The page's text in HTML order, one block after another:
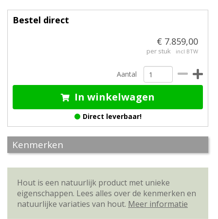
Bestel direct
€ 7.859,00
per stuk incl BTW
Aantal
In winkelwagen
Direct leverbaar!
Kenmerken
Hout is een natuurlijk product met unieke
eigenschappen. Lees alles over de kenmerken en
natuurlijke variaties van hout. Meer informatie